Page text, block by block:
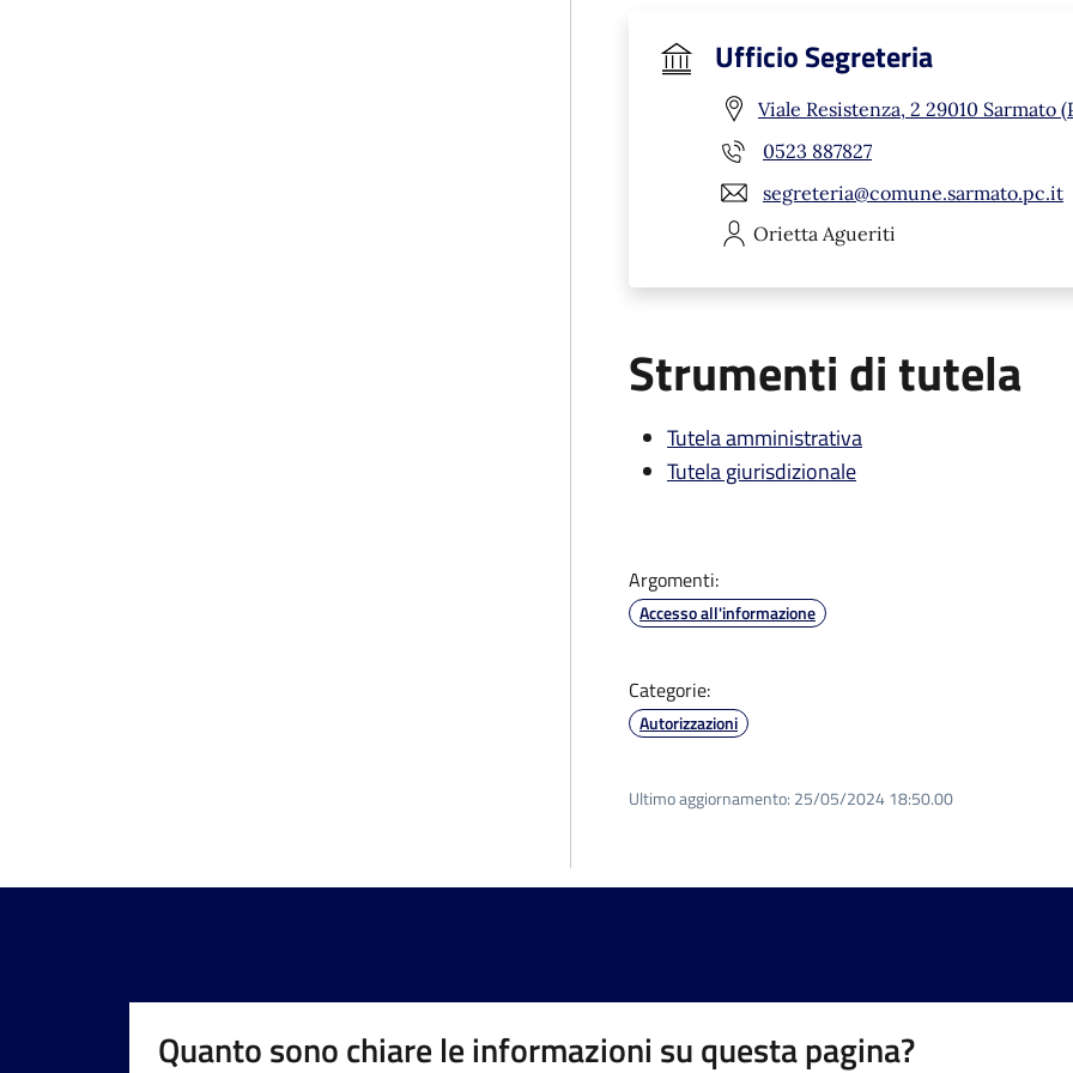
Ufficio Segreteria
Viale Resistenza, 2 29010 Sarmato
0523 887827
segreteria@comune.sarmato.pc.it
Orietta Agueriti
Strumenti di tutela
Tutela amministrativa
Tutela giurisdizionale
Argomenti:
Accesso all'informazione
Categorie:
Autorizzazioni
Ultimo aggiornamento: 25/05/2024 18:50.00
Quanto sono chiare le informazioni su questa pagina?